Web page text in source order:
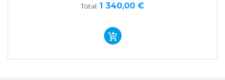
Total: 1 340,00 €